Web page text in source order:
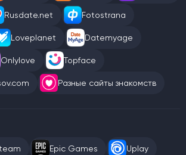
Rusdate.net Fotostrana
Loveplanet Datemyage
Onlylove Topface
Разные сайты знакомств
Epic Games Uplay